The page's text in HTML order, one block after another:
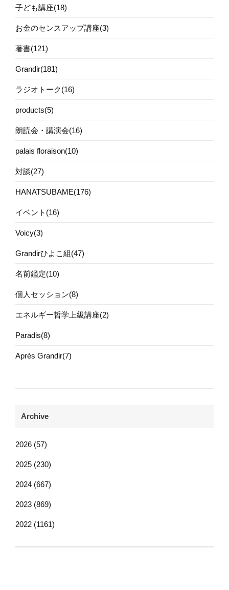
子ども講座(18)
お金のセンスアップ講座(3)
著書(121)
Grandir(181)
ラジオトーク(16)
products(5)
朗読会・講演会(16)
palais floraison(10)
対談(27)
HANATSUBAME(176)
イベント(16)
Voicy(3)
Grandirひよこ組(47)
名前鑑定(10)
個人セッション(8)
エネルギー哲学上級講座(2)
Paradis(8)
Après Grandir(7)
Archive
2026 (57)
2025 (230)
2024 (667)
2023 (869)
2022 (1161)